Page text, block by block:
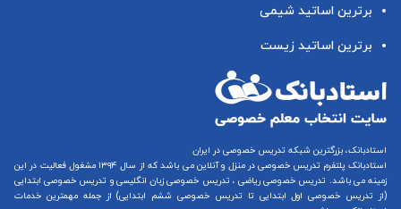
برترین اساتید شیمی
برترین اساتید زیست
استادبانک، بزرگترین شبکه تدریس خصوصی در ایران
استادبانک پلتفرم تدریس خصوصی در منزل و آنلاین
می باشد که از سال ۱۳۹۴ مشغول فعالیت در این
زمینه می باشد. تدریس خصوصی ریاضی ، تدریس خصوصی زبان انگلیسیو تدریس خصوصی ابتدایی
(از تدریس خصوصی اول ابتدایی تا تدریس خصوصی ششم ابتدایی) از جمله مهمترین خدمات